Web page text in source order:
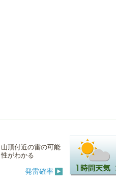
山頂付近の雷の可能
性がわかる
発雷確率